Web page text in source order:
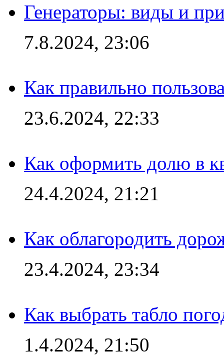
Генераторы: виды и
7.8.2024, 23:06
Как правильно
23.6.2024, 22:33
Как оформить долю в
24.4.2024, 21:21
Как облагородить
23.4.2024, 23:34
Как выбрать табло
1.4.2024, 21:50